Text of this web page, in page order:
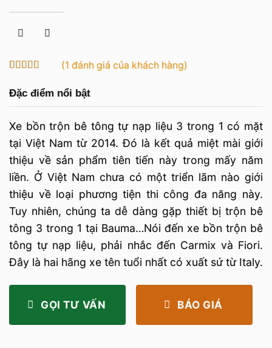
trênđánh
giá
(1 đánh giá của khách hàng)
Đặc điểm nổi bật
Xe bồn trộn bê tông tự nạp liệu 3 trong 1 có mặt
tại Việt Nam từ 2014. Đó là kết quả miệt mài giới
thiệu về sản phẩm tiên tiến này trong mấy năm
liền. Ở Việt Nam chưa có một triển lãm nào giới
thiệu về loại phương tiện thi công đa năng này.
Tuy nhiên, chúng ta dễ dàng gặp thiết bị trộn bê
tông 3 trong 1 tại Bauma…Nói đến xe bồn trộn bê
tông tự nạp liệu, phải nhắc đến Carmix và Fiori.
Đây là hai hãng xe tên tuổi nhất có xuất sứ từ Italy.
GỌI TƯ VẤN BÁO GIÁ